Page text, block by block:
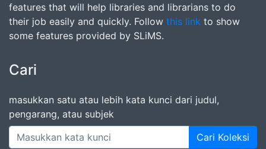
features that will help libraries and librarians to do
their job easily and quickly. Follow this link to show
some features provided by SLiMS.
Cari
masukkan satu atau lebih kata kunci dari judul,
pengarang, atau subjek
Cari Koleksi